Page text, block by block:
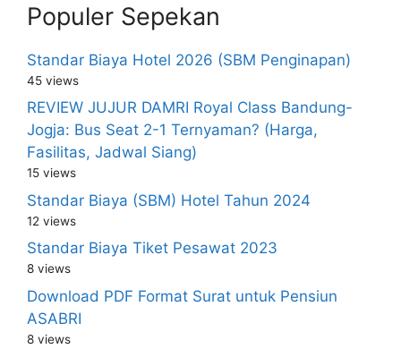
Populer Sepekan
Standar Biaya Hotel 2026 (SBM Penginapan)
45 views
REVIEW JUJUR DAMRI Royal Class Bandung-
Jogja: Bus Seat 2-1 Ternyaman? (Harga,
Fasilitas, Jadwal Siang)
15 views
Standar Biaya (SBM) Hotel Tahun 2024
12 views
Standar Biaya Tiket Pesawat 2023
8 views
Download PDF Format Surat untuk Pensiun
ASABRI
8 views